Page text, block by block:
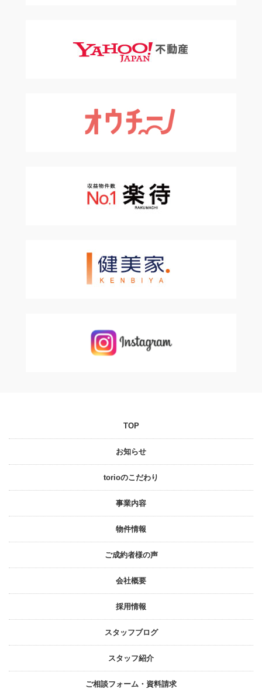
TOP
お知らせ
torioのこだわり
事業内容
物件情報
ご成約者様の声
会社概要
採⽤情報
スタッフブログ
スタッフ紹介
ご相談フォーム・資料請求